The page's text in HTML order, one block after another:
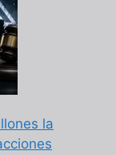
la